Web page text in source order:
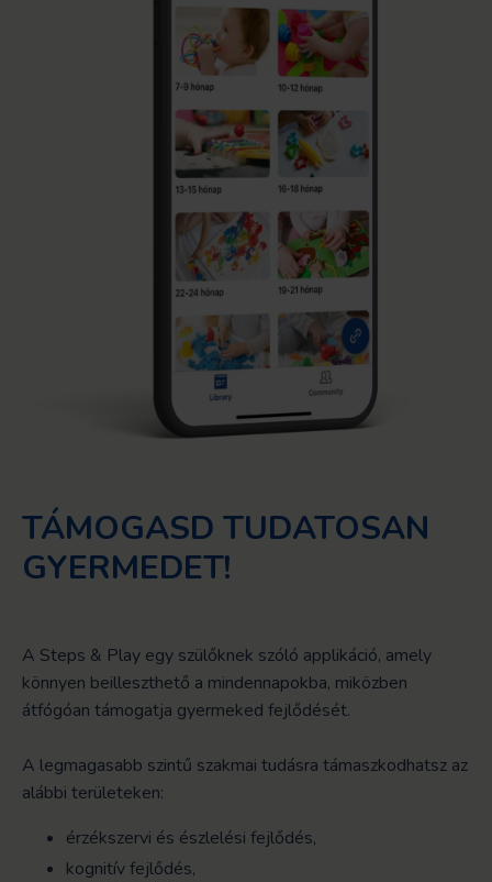
TÁMOGASD TUDATOSAN
GYERMEDET!
A Steps & Play egy szülőknek szóló applikáció, amely
könnyen beilleszthető a mindennapokba, miközben
átfógóan támogatja gyermeked fejlődését.
A legmagasabb szintű szakmai tudásra támaszkodhatsz az
alábbi területeken:
érzékszervi és észlelési fejlődés,
kognitív fejlődés,